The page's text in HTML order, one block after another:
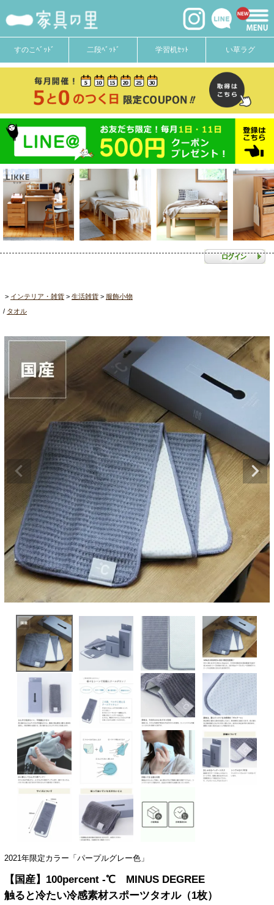
すのこﾍﾞｯﾄﾞ 二段ﾍﾞｯﾄﾞ 学習机ｾｯﾄ い草ラグ
インテリア・雑貨 生活雑貨
服飾小物
タオル
2021年限定カラー「パープルグレー色」
【国産】100percent -℃ MINUS DEGREE
触ると冷たい冷感素材スポーツタオル（1枚）